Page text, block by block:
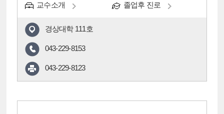
교수소개 졸업후 진로
경상대학 111호
043-229-8153
043-229-8123